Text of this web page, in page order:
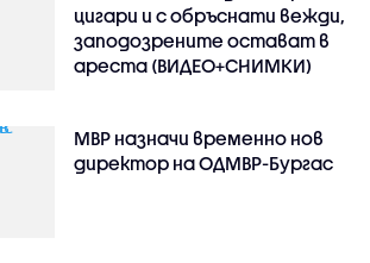
цигари и с обръснати вежди,
заподозрените остават в
ареста (ВИДЕО+СНИМКИ)
МВР назначи временно нов
директор на ОДМВР-Бургас